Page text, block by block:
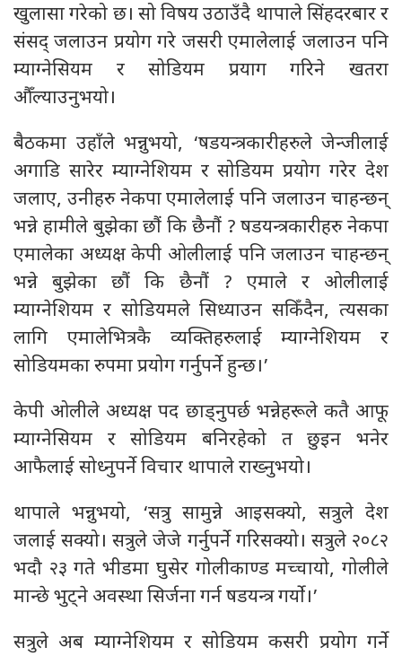
खुलासा गरेको छ। सो विषय उठाउँदै थापाले सिंहदरबार र
संसद् जलाउन प्रयोग गरे जसरी एमालेलाई जलाउन पनि
म्याग्नेसियम र सोडियम प्रयाग गरिने खतरा
औँल्याउनुभयो।
बैठकमा उहाँले भन्नुभयो, ‘षडयन्त्रकारीहरुले जेन्जीलाई
अगाडि सारेर म्याग्नेशियम र सोडियम प्रयोग गरेर देश
जलाए, उनीहरु नेकपा एमालेलाई पनि जलाउन चाहन्छन्
भन्ने हामीले बुझेका छौं कि छैनौं ? षडयन्त्रकारीहरु नेकपा
एमालेका अध्यक्ष केपी ओलीलाई पनि जलाउन चाहन्छन्
भन्ने बुझेका छौं कि छैनौं ? एमाले र ओलीलाई
म्याग्नेशियम र सोडियमले सिध्याउन सकिँदैन, त्यसका
लागि एमालेभित्रकै व्यक्तिहरुलाई म्याग्नेशियम र
सोडियमका रुपमा प्रयोग गर्नुपर्ने हुन्छ।’
केपी ओलीले अध्यक्ष पद छाड्नुपर्छ भन्नेहरूले कतै आफू
म्याग्नेसियम र सोडियम बनिरहेको त छुइन भनेर
आफैलाई सोध्नुपर्ने विचार थापाले राख्नुभयो।
थापाले भन्नुभयो, ‘सत्रु सामुन्ने आइसक्यो, सत्रुले देश
जलाई सक्यो। सत्रुले जेजे गर्नुपर्ने गरिसक्यो। सत्रुले २०८२
भदौ २३ गते भीडमा घुसेर गोलीकाण्ड मच्चायो, गोलीले
मान्छे भुट्ने अवस्था सिर्जना गर्न षडयन्त्र गर्यो।’
सत्रुले अब म्याग्नेशियम र सोडियम कसरी प्रयोग गर्ने